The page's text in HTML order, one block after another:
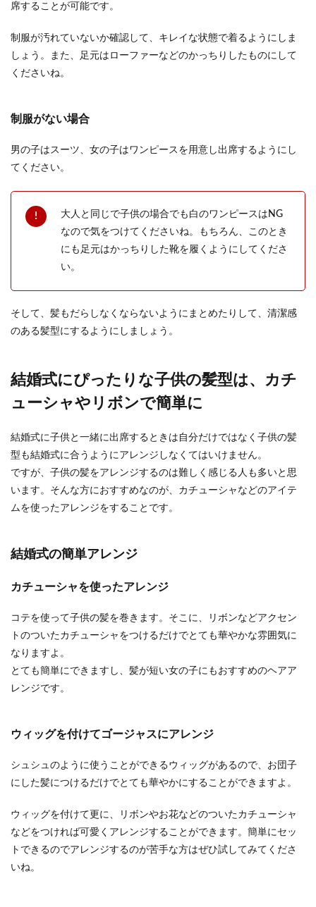
話やメールや...
ーを流したいという人もいるでしょう。 せっかく
結婚式当日の持ち物とは？花嫁は二次
会の物も準備しましょう
意のサインや伝える方法
男性の心理は仕草をよく観察しているとわかるこ
いるなら...
披露宴の演出でゲストの心を鷲づか
み！面白い＆印象に残る演出
ちょっと違う自分たちらしい式をしたいという時
余興をお願いした時のお礼は、グルー
結婚式で友達に余興をお願いした時にお礼を渡す
結婚式にぴったりなネイルにしたい！
お呼ばれネイルのおすすめは
結婚式の出席することになったら、メイクや髪型
だけではなく、ネイルもばっちりにしたいですよ
席することが可能です。
制服が汚れていないか確認して、キレイな状態で着るようにしま
しょう。また、足元はローファーなどのかっちりしたものにして
くださいね。
制服がない場合
男の子はスーツ、女の子はワンピースを用意し出席するようにし
てください。
大人と同じで子供の場合でも白のワンピースはNG
なので気をつけてくださいね。もちろん、このとき
にも足元はかっちりした靴を履くようにしてくださ
い。
そして、髪もだらしなくならないようにまとめたりして、清潔感
のある髪型にするようにしましょう。
結婚式にぴったりな子供の髪型は、カチ
ューシャやリボンで簡単に
結婚式に子供と一緒に出席するときは自分だけではなく子供の髪
型も結婚式に合うようにアレンジしなくてはいけません。
ですが、子供の髪をアレンジするのは難しく感じる人も多いと思
います。そんな方におすすめなのが、カチューシャなどのアイテ
ムを使ったアレンジをすることです。
結婚式の簡単アレンジ
カチューシャを使ったアレンジ
コテを使って子供の髪を巻きます。そこに、リボンなどアクセン
トのついたカチューシャをつけるだけでとても華やかな雰囲気に
なりますよ。
とても簡単にできますし、髪が短い女の子にもおすすめのヘアア
レンジです。
ウィッグを付けてゴージャスにアレンジ
シュシュのように使うことができるウィッグがあるので、お団子
にした髪につけるだけでとても華やかにすることができますよ。
ウィッグを付けて更に、リボンやお花などのついたカチューシャ
などをつければ可愛くアレンジすることができます。簡単にセッ
トできるのでアレンジするのが苦手な方はぜひ試してみてくださ
いね。